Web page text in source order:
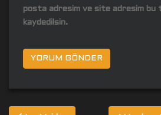
posta adresim ve site adresim bu
kaydedilsin.